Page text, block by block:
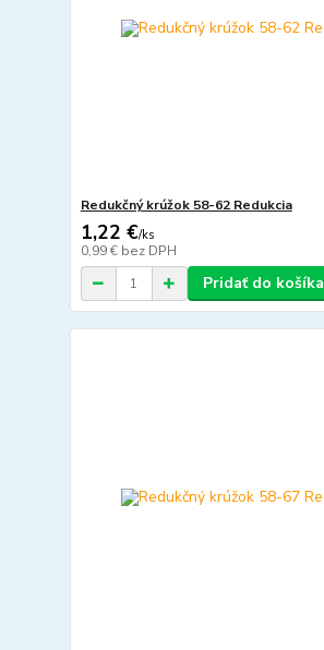
Redukčný krúžok 58-62 Redukcia
1,22 €/ks
0,99 € bez DPH
Pridať do košíka